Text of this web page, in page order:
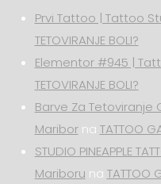
Prvi Tattoo | Tattoo
TETOVIRANJE BOLI?
Elementor #945 |
TETOVIRANJE BOLI?
Barve Za Tetoviranje
Mariborna TATTOO
STUDIO PINEAPPLE
Mariboru na TATTOO